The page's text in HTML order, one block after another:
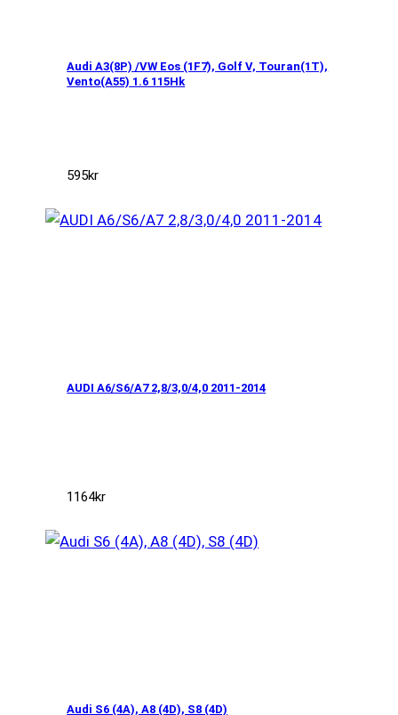
Audi A3(8P) /VW Eos (1F7), Golf V, Touran(1T),
Vento(A55) 1.6 115Hk
595kr
AUDI A6/S6/A7 2,8/3,0/4,0 2011-2014
1164kr
Audi S6 (4A), A8 (4D), S8 (4D)